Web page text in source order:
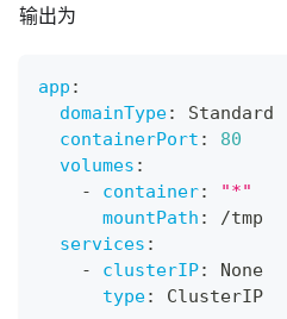
输出为
app :
domainType:
Standard
containerPort :
80
volumes :
-
container:
"*"
mountPath :
/tmp
services :
-
clusterIP:
None
type: ClusterIP